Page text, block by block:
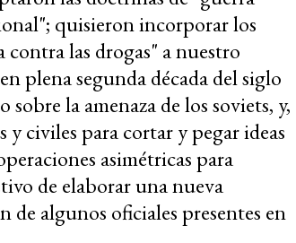
quisieron incorporar los
contra las drogas" a nuestro
plena segunda década del siglo
la amenaza de los soviets, y,
civiles para cortar y pegar ideas
asimétricas para
de elaborar una nueva
de algunos oficiales presentes en